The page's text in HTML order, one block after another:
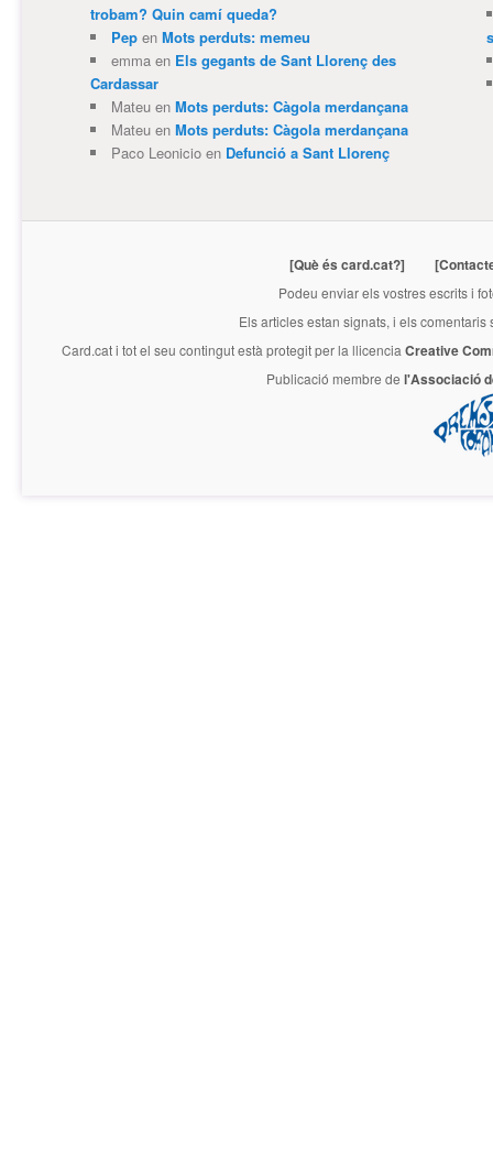
trobam? Quin camí queda?
Pepen Mots perduts: memeu
emmaen Els gegants de Sant Llorenç des
Cardassar
Mateuen Mots perduts: Càgola merdançana
Mateuen Mots perduts: Càgola merdançana
Paco Leonicioen Defunció a Sant Llorenç
[Què és card.cat?]
Podeu enviar els vostres escrits i
Els articles estan signats, i els
Card.cati tot el seu contingut està protegit per la llicencia Creative
Publicació membre de l'Associació